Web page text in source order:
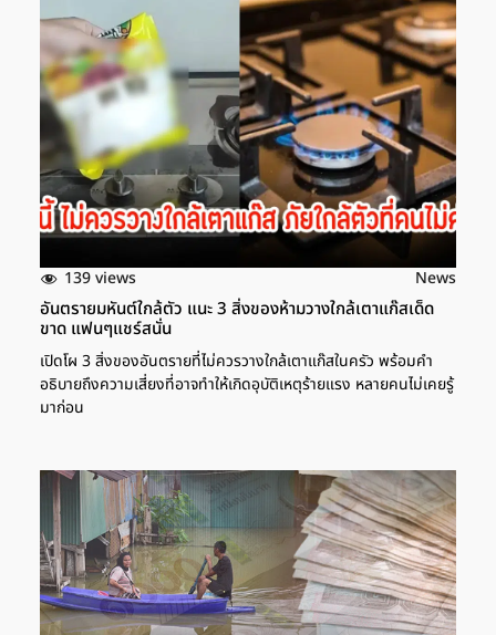
139 views News
อันตรายมหันต์ใกล้ตัว แนะ 3 สิ่งของห้ามวางใกล้เตาแก๊สเด็ด
ขาด แฟนๆแชร์สนั่น
เปิดโผ 3 สิ่งของอันตรายที่ไม่ควรวางใกล้เตาแก๊สในครัว พร้อมคำ
อธิบายถึงความเสี่ยงที่อาจทำให้เกิดอุบัติเหตุร้ายแรง หลายคนไม่เคยรู้
มาก่อน